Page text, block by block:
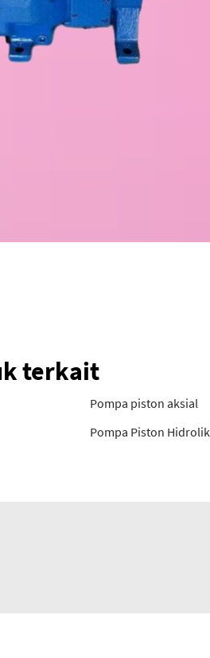
terkait
Pompa piston aksial
Pompa Piston Hidrolik